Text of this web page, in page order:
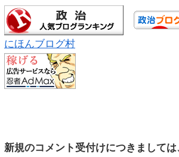
にほんブログ村
新規のコメント受付けにつきまして